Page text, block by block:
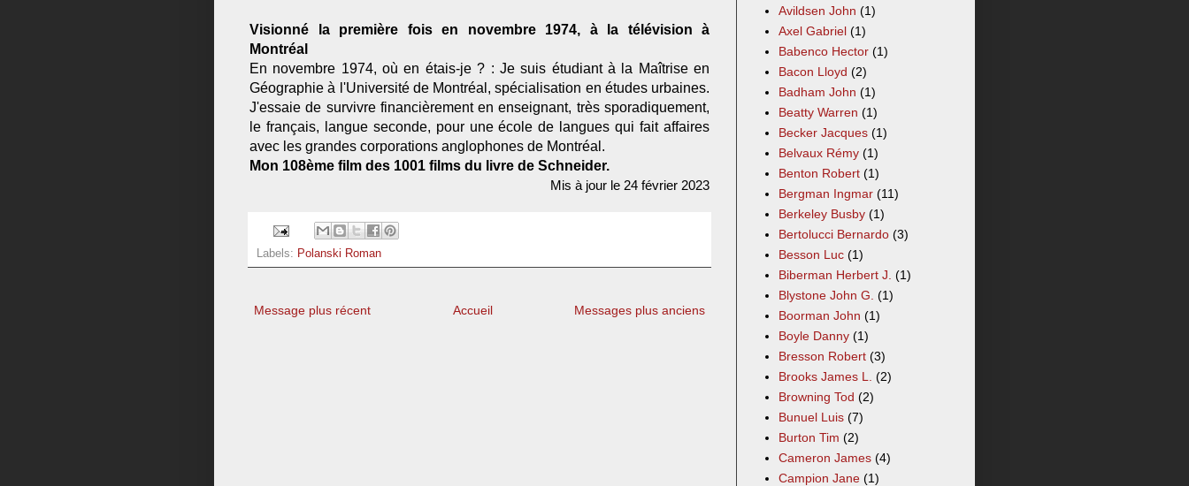
Visionné la première fois en novembre 1974, à la télévision à
Montréal
En novembre 1974, où en étais-je ? : Je suis étudiant à la Maîtrise en
Géographie à l'Université de Montréal, spécialisation en études urbaines.
J'essaie de survivre financièrement en enseignant, très sporadiquement,
le français, langue seconde, pour une école de langues qui fait affaires
avec les grandes corporations anglophones de Montréal.
Mon 108ème film des 1001 films du livre de Schneider.
Mis à jour le 24 février 2023
Labels: Polanski Roman
Message plus récent Messages plus anciens
Accueil
Avildsen John (1)
Axel Gabriel (1)
Babenco Hector (1)
Bacon Lloyd (2)
Badham John (1)
Beatty Warren (1)
Becker Jacques (1)
Belvaux Rémy (1)
Benton Robert (1)
Bergman Ingmar (11)
Berkeley Busby (1)
Bertolucci Bernardo (3)
Besson Luc (1)
Biberman Herbert J. (1)
Blystone John G. (1)
Boorman John (1)
Boyle Danny (1)
Bresson Robert (3)
Brooks James L. (2)
Browning Tod (2)
Bunuel Luis (7)
Burton Tim (2)
Cameron James (4)
Campion Jane (1)